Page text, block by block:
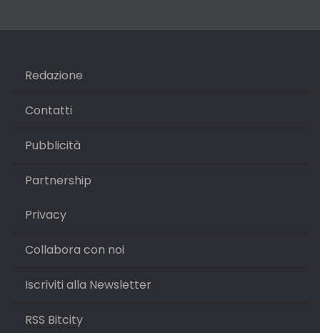
Redazione
Contatti
Pubblicità
Partnership
Privacy
Collabora con noi
Iscriviti alla Newsletter
RSS Bitcity